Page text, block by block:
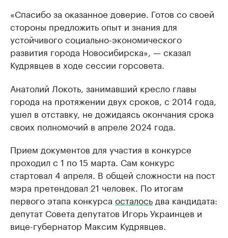
«Спасибо за оказанное доверие. Готов со своей
стороны предложить опыт и знания для
устойчивого социально-экономического
развития города Новосибирска», — сказал
Кудрявцев в ходе сессии горсовета.
Анатолий Локоть, занимавший кресло главы
города на протяжении двух сроков, с 2014 года,
ушел в отставку, не дожидаясь окончания срока
своих полномочий в апреле 2024 года.
Прием документов для участия в конкурсе
проходил с 1 по 15 марта. Сам конкурс
стартовал 4 апреля. В общей сложности на пост
мэра претендовал 21 человек. По итогам
первого этапа конкурса осталось два кандидата:
депутат Совета депутатов Игорь Украинцев и
вице-губернатор Максим Кудрявцев.